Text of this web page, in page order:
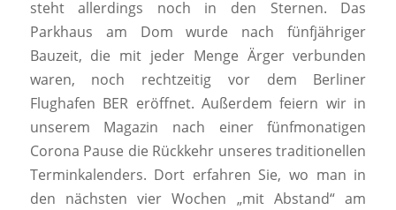
steht allerdings noch in den Sternen. Das
Parkhaus am Dom wurde nach fünfjähriger
Bauzeit, die mit jeder Menge Ärger verbunden
waren, noch rechtzeitig vor dem Berliner
Flughafen BER eröffnet. Außerdem feiern wir in
unserem Magazin nach einer fünfmonatigen
Corona Pause die Rückkehr unseres traditionellen
Terminkalenders. Dort erfahren Sie, wo man in
den nächsten vier Wochen „mit Abstand“ am